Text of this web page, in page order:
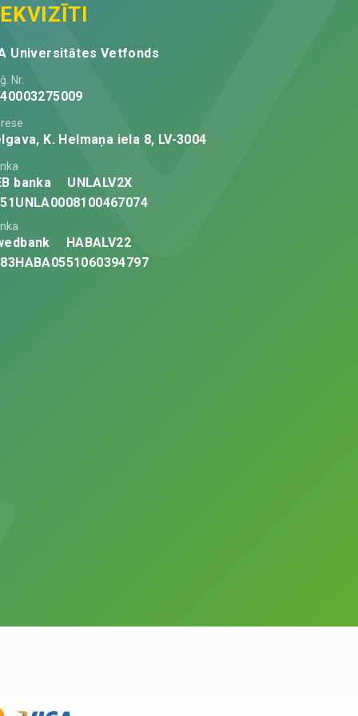
Universitātes Vetfonds
Nr.
K. Helmaņa iela 8, LV-3004
banka
UNLALV2X
HABALV22